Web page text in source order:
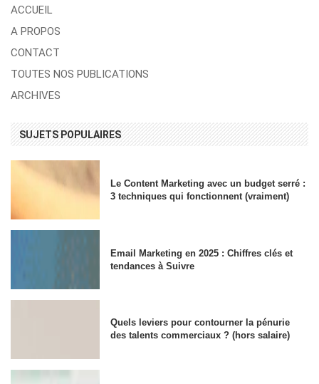
ACCUEIL
A PROPOS
CONTACT
TOUTES NOS PUBLICATIONS
ARCHIVES
SUJETS POPULAIRES
Le Content Marketing avec un budget serré :
3 techniques qui fonctionnent (vraiment)
Email Marketing en 2025 : Chiffres clés et
tendances à Suivre
Quels leviers pour contourner la pénurie
des talents commerciaux ? (hors salaire)